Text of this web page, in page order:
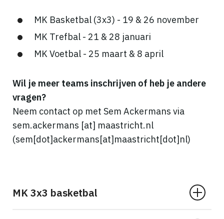
MK Basketbal (3x3) - 19 & 26 november
MK Trefbal - 21 & 28 januari
MK Voetbal - 25 maart & 8 april
Wil je meer teams inschrijven of heb je andere
vragen?
Neem contact op met Sem Ackermans via
sem.ackermans [at] maastricht.nl
(sem[dot]ackermans[at]maastricht[dot]nl)
MK 3x3 basketbal